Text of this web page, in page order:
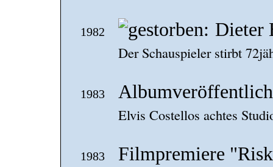
1982 Dieter
Der Schauspieler stirbt
1983
Elvis Costellos achtes
1983 Filmpremiere